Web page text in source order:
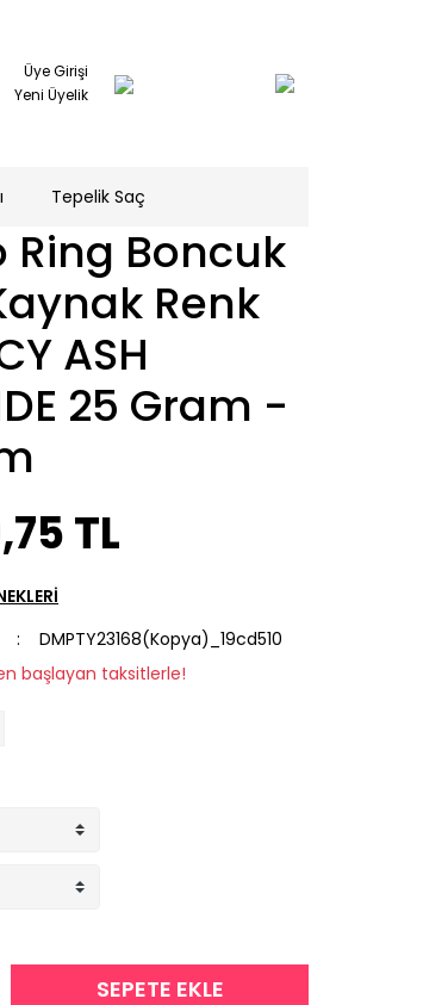
Üye Girişi
Yeni Üyelik
Tepelik Saç
Ring Boncuk
Renk
ASH
25 Gram -
TL
DMPTY23168(Kopya)_19cd510
başlayan taksitlerle!
SEPETE EKLE